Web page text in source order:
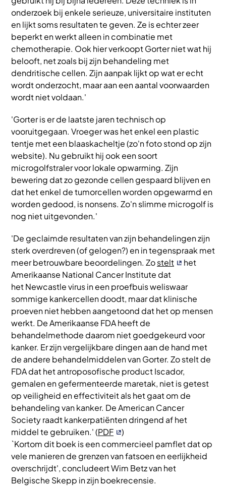
onderzoek bij enkele serieuze, universitaire instituten
en lijkt soms resultaten te geven. Ze is echter zeer
beperkt en werkt alleen in combinatie met
chemotherapie. Ook hier verkoopt Gorter niet wat hij
belooft, net zoals bij zijn behandeling met
dendritische cellen. Zijn aanpak lijkt op wat er echt
wordt onderzocht, maar aan een aantal voorwaarden
wordt niet voldaan.'
'Gorter is er de laatste jaren technisch op
vooruitgegaan. Vroeger was het enkel een plastic
tentje met een blaaskacheltje (zo'n foto stond op zijn
website). Nu gebruikt hij ook een soort
microgolfstraler voor lokale opwarming. Zijn
bewering dat zo gezonde cellen gespaard blijven en
dat het enkel de tumorcellen worden opgewarmd en
worden gedood, is nonsens. Zo'n slimme microgolf is
nog niet uitgevonden.'
'De geclaimde resultaten van zijn behandelingen zijn
sterk overdreven (of gelogen?) en in tegenspraak met
meer betrouwbare beoordelingen. Zostelt
het
Amerikaanse National Cancer Institute dat
het Newcastle virus in een proefbuis weliswaar
sommige kankercellen doodt, maar dat klinische
proeven niet hebben aangetoond dat het op mensen
werkt. De Amerikaanse FDA heeft de
behandelmethode daarom niet goedgekeurd voor
kanker. Er zijn vergelijkbare dingen aan de hand met
de andere behandelmiddelen van Gorter. Zo stelt de
FDA dat het antroposofische product Iscador,
gemalen en gefermenteerde maretak, niet is getest
op veiligheid en effectiviteit als het gaat om de
behandeling van kanker. De American Cancer
Society raadt kankerpatiënten dringend af het
middel te gebruiken.' (PDF
)
`Kortom dit boek is een commercieel pamflet dat op
vele manieren de grenzen van fatsoen en eerlijkheid
overschrijdt', concludeert Wim Betz van het
Belgische Skepp in zijn boekrecensie.